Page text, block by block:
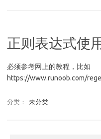
正则表达式使
必须参考网上的教程，比如
https://www.runoob.com/
分类： 未分类